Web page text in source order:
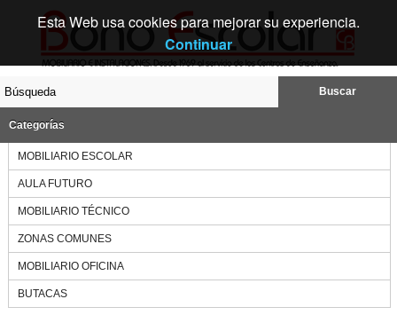
Buscar
Categorías
MOBILIARIO ESCOLAR
AULA FUTURO
MOBILIARIO TÉCNICO
ZONAS COMUNES
MOBILIARIO OFICINA
BUTACAS
Esta Web usa cookies para mejorar su experiencia.
Continuar